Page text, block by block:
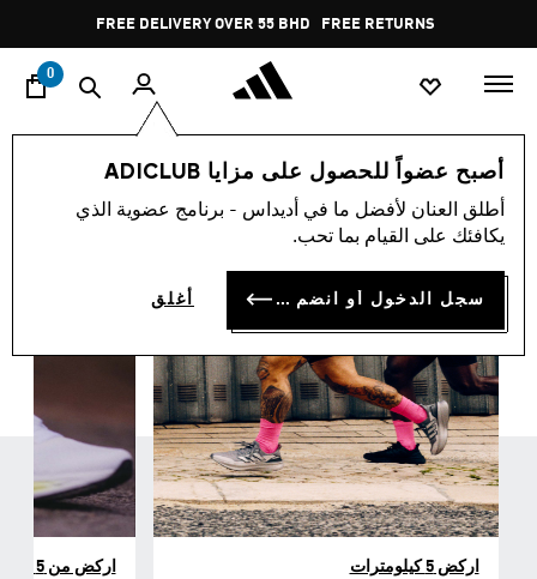
Pause
promotion
rotation
FREE RETURNS
0
أصبح عضواً للحصول على مزايا ADICLUB
أطلق العنان لأفضل ما في أديداس - برنامج عضوية الذي
يكافئك على القيام بما تحب.
سجل الدخول أو انضم الآن أغلق
الرياضات الجري أحذية اركض المسافة
اركض المسافة (387)
اركض 5 كيلومترات اركض من 5 إلى 20 كيلومترًا